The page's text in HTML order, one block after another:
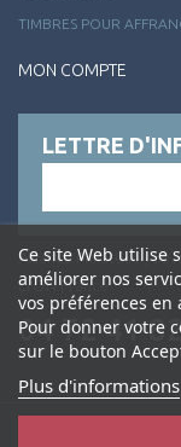
TIMBRES POUR
MON COMPTE
LETTRE
Alliance Philatélie , 50
LYON France
04 72 41
Ce site Web utilise
améliorer nos
vos préférences en
Pour donner votre
sur le bouton
Plus d'informations